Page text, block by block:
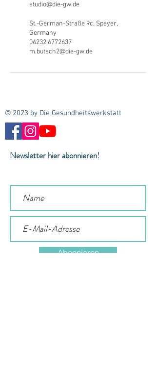
studio@die-gw.de
St.-German-Straße 9c, Speyer,
Germany
06232 6772637
m.butsch2@die-gw.de
© 2023 by Die Gesundheitswerkstatt
Newsletter hier abonnieren!
Abonnieren